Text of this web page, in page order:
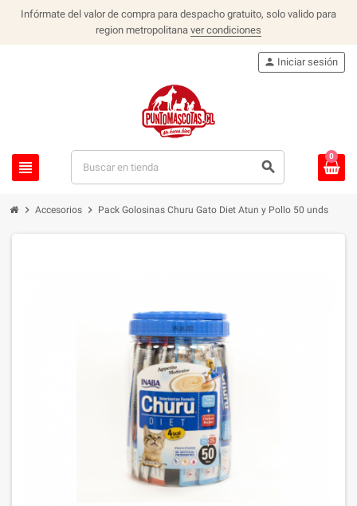
Infórmate del valor de compra para despacho gratuito, solo valido para
region metropolitana ver condiciones
view_headline search
person Iniciar sesión
0
chevron_right Accesorios chevron_right Pack Golosinas Churu Gato Diet Atun y Pollo 50 unds